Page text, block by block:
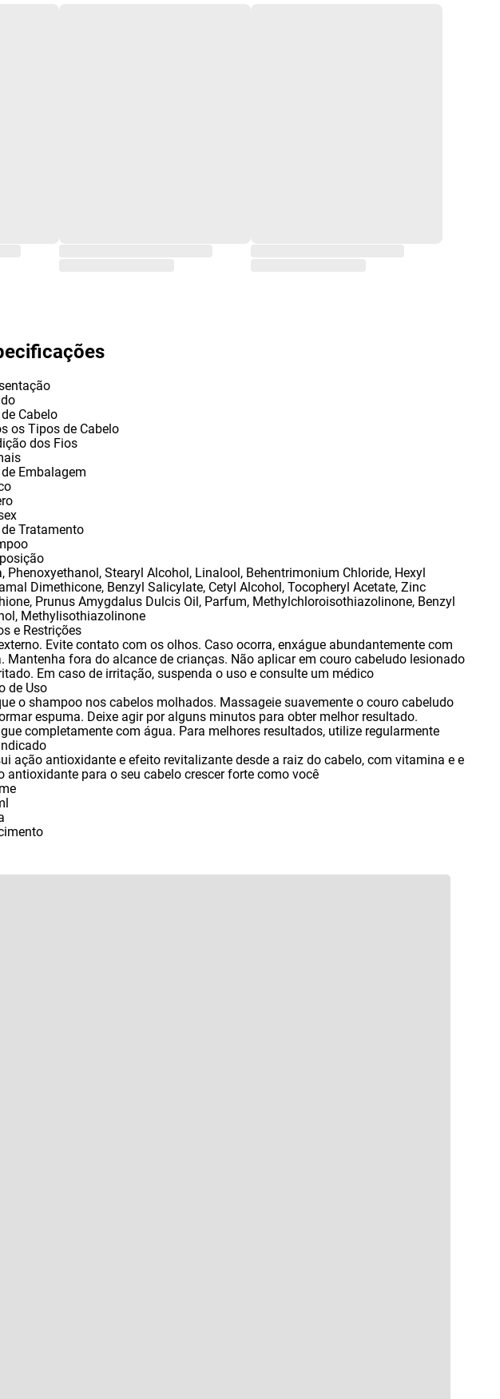
Cabelo
os Tipos de Cabelo
dos Fios
Embalagem
Tratamento
, Phenoxyethanol, Stearyl Alcohol, Linalool, Behentrimonium Chloride, Hexyl
Dimethicone, Benzyl Salicylate, Cetyl Alcohol, Tocopheryl Acetate, Zinc
, Prunus Amygdalus Dulcis Oil, Parfum, Methylchloroisothiazolinone, Benzyl
, Methylisothiazolinone
e Restrições
Evite contato com os olhos. Caso ocorra, enxágue abundantemente com
Mantenha fora do alcance de crianças. Não aplicar em couro cabeludo lesionado
Em caso de irritação, suspenda o uso e consulte um médico
de Uso
o shampoo nos cabelos molhados. Massageie suavemente o couro cabeludo
espuma. Deixe agir por alguns minutos para obter melhor resultado.
completamente com água. Para melhores resultados, utilize regularmente
ação antioxidante e efeito revitalizante desde a raiz do cabelo, com vitamina e e
antioxidante para o seu cabelo crescer forte como você